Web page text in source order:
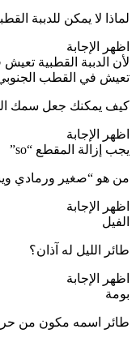
لماذا لا يمكن للدببة
اظهر الإجابة
لأن الدببة القطبية
تعيش في القطب
كيف يمكنك جعل سمك
اظهر الإجابة
يجب إزالة المقطع “so”
من هو “صغير ورمادي
اظهر الإجابة
الفيل
طائر الليل له آذان؟
اظهر الإجابة
بومة
طائر اسمه مكون من